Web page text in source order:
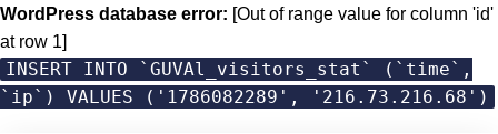
WordPress database error: [Out of range value for column 'id'
at row 1]
INSERT INTO `GUVAl_visitors_stat` (`time`,
`ip`) VALUES ('1786082289', '216.73.216.68')